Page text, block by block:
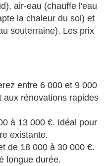
air-eau (chauffe l'eau
la chaleur du sol) et
souterraine). Les prix
entre 6 000 et 9 000
aux rénovations rapides
à 13 000 €. Idéal pour
existante.
de 18 000 à 30 000 €.
longue durée.